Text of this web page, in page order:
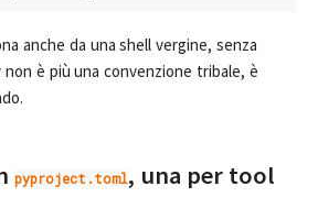
anche da una shell vergine, senza
è più una convenzione tribale, è
pyproject.toml, una per tool